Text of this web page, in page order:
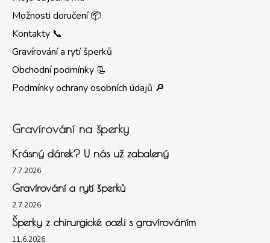
Možnosti doručení 📦
Kontakty 📞
Gravírování a rytí šperků
Obchodní podmínky 📃
Podmínky ochrany osobních údajů 🔎
Gravírování na šperky
Krásný dárek? U nás už zabalený
7.7.2026
Gravírování a rytí šperků
2.7.2026
Šperky z chirurgické oceli s gravírováním
11.6.2026